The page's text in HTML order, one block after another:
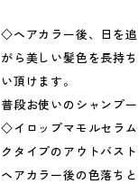
◇ヘアカラー後、日を
がら美しい髪色を長持
い頂けます。
普段お使いのシャンプ
◇イロップマモルセラ
クタイプのアウトバス
ヘアカラー後の色落ち